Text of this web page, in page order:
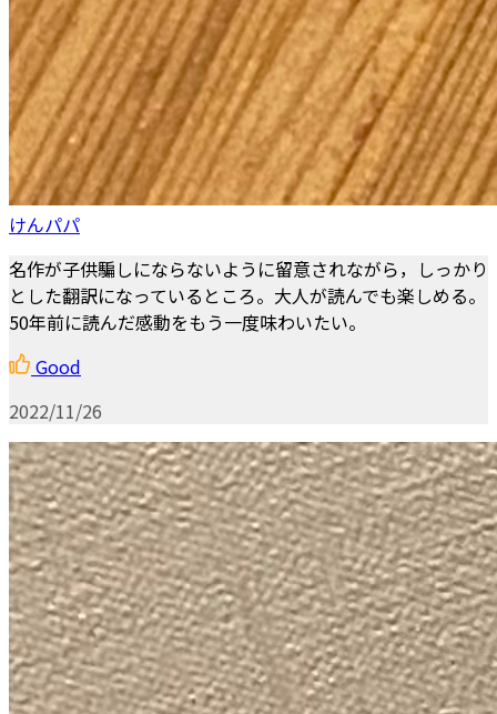
けんパパ
名作が子供騙しにならないように留意されながら，しっかり
とした翻訳になっているところ。大人が読んでも楽しめる。
50年前に読んだ感動をもう一度味わいたい。
Good
2022/11/26